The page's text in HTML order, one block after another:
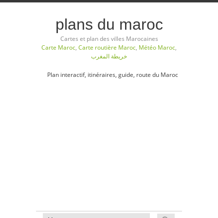
plans du maroc
Cartes et plan des villes Marocaines
Carte Maroc, Carte routière Maroc, Météo Maroc,
خريطة المغرب
Plan interactif, itinéraires, guide, route du Maroc